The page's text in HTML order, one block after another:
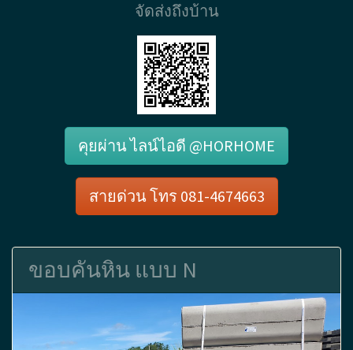
จัดส่งถึงบ้าน
คุยผ่าน ไลน์ไอดี @HORHOME
สายด่วน โทร 081-4674663
ขอบคันหิน แบบ N